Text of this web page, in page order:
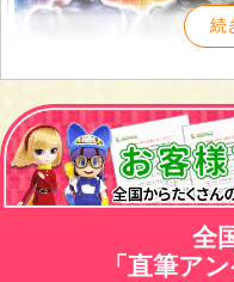
続
鉄人28号 フィギュア買取
全
「直筆ア